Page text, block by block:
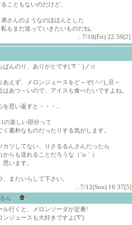
こともないのだけど、
さんのようなのほほんとした
もまだ送っていきたいものだね。
.. 7/10(Fri) 22:59[2]
ばんのり、ありがとです(´∇｀)ノ☆
あえず、メロンジュースをど～ぞ( ^-^)_旦～
はあつ～いので、アイスも食べたいですよね。
を思い返すと・・・。
の楽しい部分って
く素朴なものだったりする気がします。
カツしてない、りさるるんさんだったら
からも送れることだろうな（´ω｀）
思います。
、またいらして下さい。
.. 7/12(Sun) 16:37[5]
ん
ル行くと、メロンソーダが定番!
ンジュースも大好きですよ('∇')